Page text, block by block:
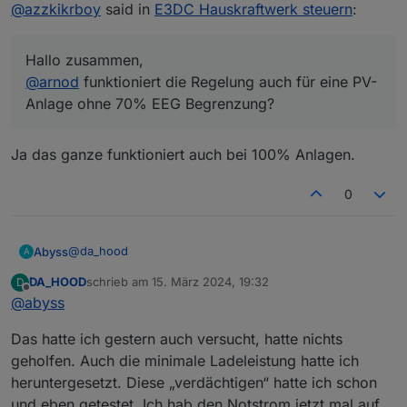
@azzkikrboy said in E3DC Hauskraftwerk steuern:
Hallo zusammen,
@arnod funktioniert die Regelung auch für eine PV-
Anlage ohne 70% EEG Begrenzung?
Ja das ganze funktioniert auch bei 100% Anlagen.
0
A Abyss@da_hood
Hatte ich bei mir Anfangs auch. Bei mir hat hier
dahin speist er alles ein.
Setz mal deinen Regelbeginn nach vorne.
D
Offline
DA_HOODschrieb am 15. März 2024, 19:32
zuletzt editiert von
@abyss
Das hatte ich gestern auch versucht, hatte nichts
geholfen. Auch die minimale Ladeleistung hatte ich
heruntergesetzt. Diese „verdächtigen“ hatte ich schon